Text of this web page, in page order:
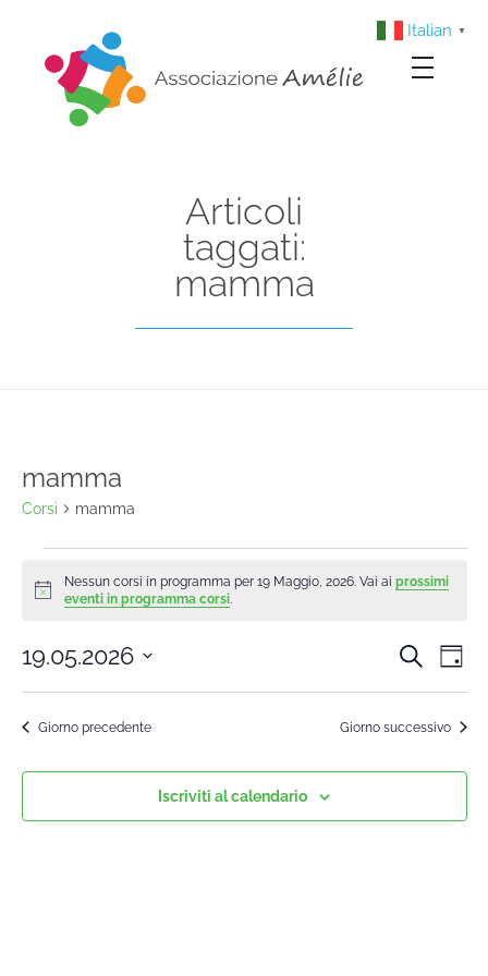
Articoli
taggati:
mamma
mamma
Corsi mamma
Notice
Nessun corsi in programma per 19 Maggio, 2026. Vai ai prossimi
eventi in programma corsi.
Cerca
19.05.2026
Seleziona
Giorno precedente Giorno successivo
Iscriviti al calendario
Italian ▼